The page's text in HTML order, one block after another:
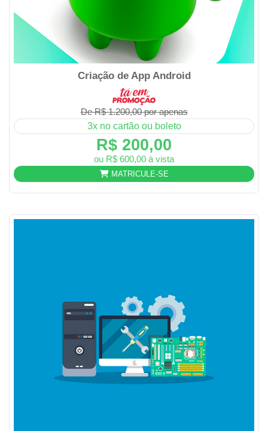
Criação de App Android
De R$ 1.200,00 por apenas
3x no cartão ou boleto
R$ 200,00
ou R$ 600,00 à vista
MATRICULE-SE